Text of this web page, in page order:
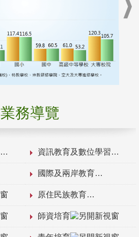
業務導覽
資訊教育及數位學習
國際及兩岸教育
原住民族教育
師資培育